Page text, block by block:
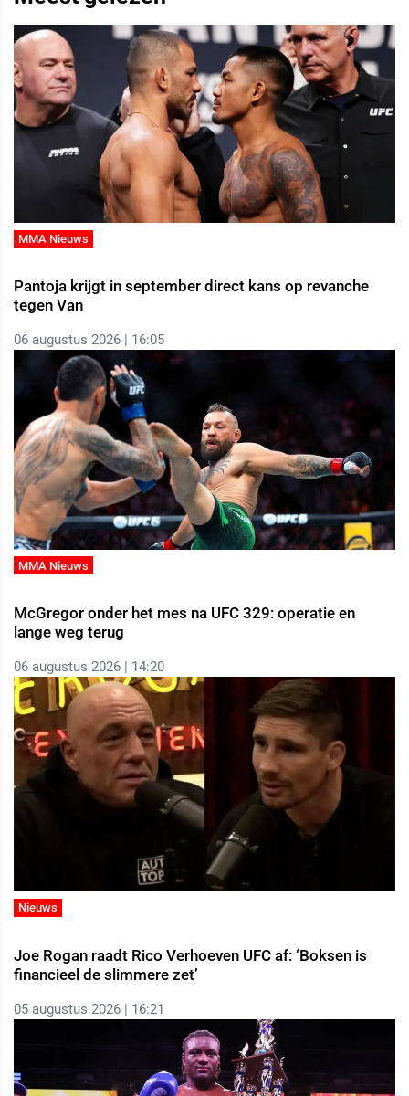
MMA Nieuws
Pantoja krijgt in september direct kans op revanche
tegen Van
06 augustus 2026 | 16:05
MMA Nieuws
McGregor onder het mes na UFC 329: operatie en
lange weg terug
06 augustus 2026 | 14:20
Nieuws
Joe Rogan raadt Rico Verhoeven UFC af: ‘Boksen is
financieel de slimmere zet’
05 augustus 2026 | 16:21